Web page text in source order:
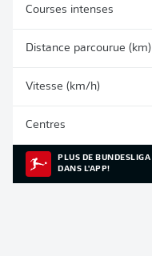
Courses intenses
Distance parcourue (km)
Vitesse (km/h)
Centres
PLUS DE BUNDESLIGA
DANS L'APP!